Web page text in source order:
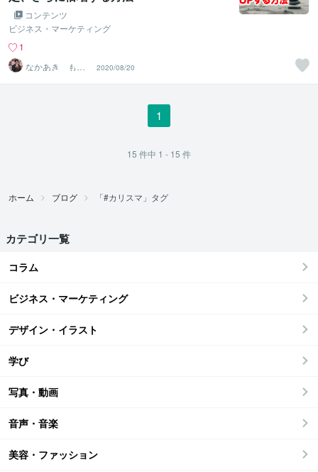
コンテンツ
ビジネス・マーケティング
1
なかあき もと
し
2020/08/20
1
15 件中 1 - 15 件
ホーム ブログ 「#カリスマ」タグ
カテゴリ一覧
コラム
ビジネス・マーケティング
デザイン・イラスト
学び
写真・動画
音声・音楽
美容・ファッション